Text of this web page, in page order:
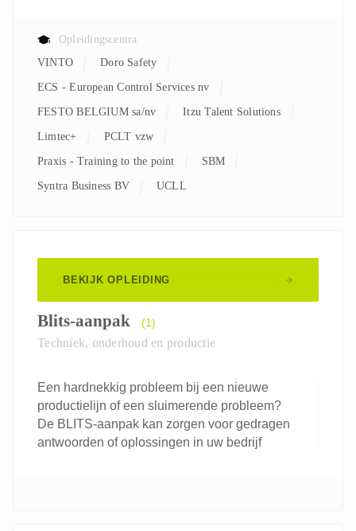
Opleidingscentra
VINTO
Doro Safety
ECS - European Control Services nv
FESTO BELGIUM sa/nv Itzu Talent Solutions
Limtec+ PCLT vzw
Praxis - Training to the point SBM
Syntra Business BV UCLL
BEKIJK OPLEIDING
Blits-aanpak (1)
Techniek, onderhoud en productie
Een hardnekkig probleem bij een nieuwe
productielijn of een sluimerende probleem?
De BLITS-aanpak kan zorgen voor gedragen
antwoorden of oplossingen in uw bedrijf